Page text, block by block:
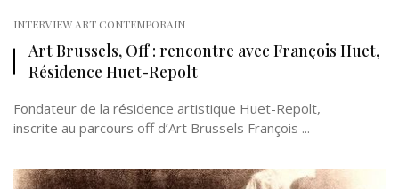
INTERVIEW ART CONTEMPORAIN
Art Brussels, Off : rencontre avec François Huet,
Résidence Huet-Repolt
Fondateur de la résidence artistique Huet-Repolt,
inscrite au parcours off d’Art Brussels François ...